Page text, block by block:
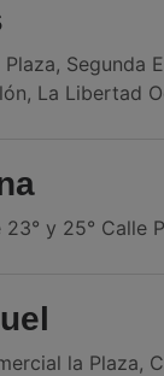
Segunda
La Libertad
y 25° Calle
la Plaza,